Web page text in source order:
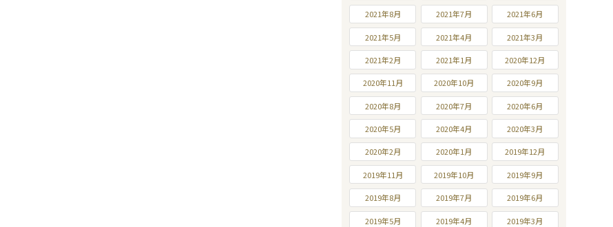
2021年8月 2021年7月 2021年6月
2021年5月 2021年4月 2021年3月
2021年2月 2021年1月 2020年12月
2020年11月 2020年10月 2020年9月
2020年8月 2020年7月 2020年6月
2020年5月 2020年4月 2020年3月
2020年2月 2020年1月 2019年12月
2019年11月 2019年10月 2019年9月
2019年8月 2019年7月 2019年6月
2019年5月 2019年4月 2019年3月